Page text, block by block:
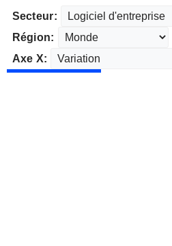
Secteur:
Région:
Axe X: